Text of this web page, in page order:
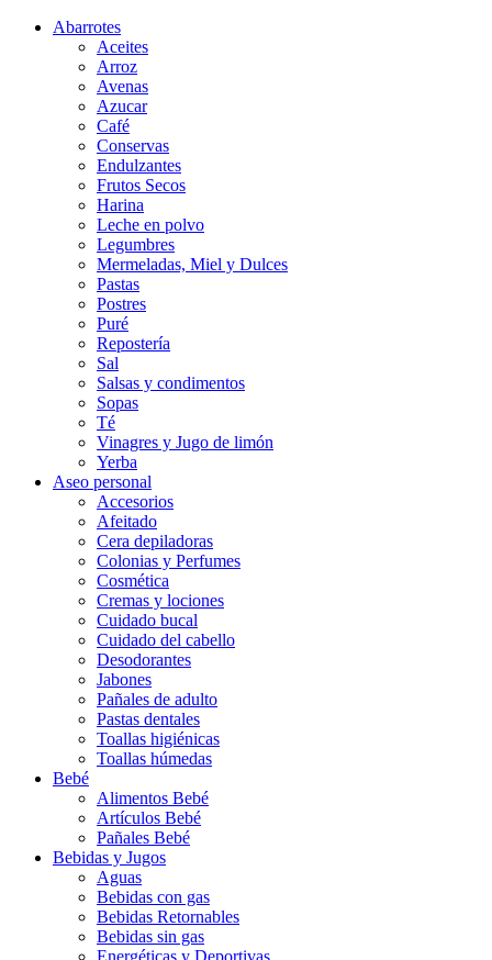
Abarrotes
Aceites
Arroz
Avenas
Azucar
Café
Conservas
Endulzantes
Frutos Secos
Harina
Leche en polvo
Legumbres
Mermeladas, Miel y Dulces
Pastas
Postres
Puré
Repostería
Sal
Salsas y condimentos
Sopas
Té
Vinagres y Jugo de limón
Yerba
Aseo personal
Accesorios
Afeitado
Cera depiladoras
Colonias y Perfumes
Cosmética
Cremas y lociones
Cuidado bucal
Cuidado del cabello
Desodorantes
Jabones
Pañales de adulto
Pastas dentales
Toallas higiénicas
Toallas húmedas
Bebé
Alimentos Bebé
Artículos Bebé
Pañales Bebé
Bebidas y Jugos
Aguas
Bebidas con gas
Bebidas Retornables
Bebidas sin gas
Energéticas y Deportivas